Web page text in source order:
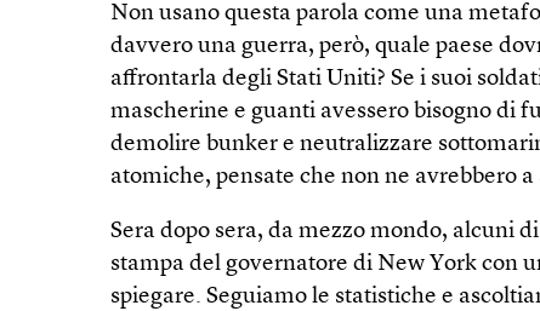
Non usano questa parola come una
davvero una guerra, però, quale paese
affrontarla degli Stati Uniti? Se i suoi
mascherine e guanti avessero bisogno di
demolire bunker e neutralizzare
atomiche, pensate che non ne avrebbero a
Sera dopo sera, da mezzo mondo, alcuni
stampa del governatore di New York con
spiegare. Seguiamo le statistiche e